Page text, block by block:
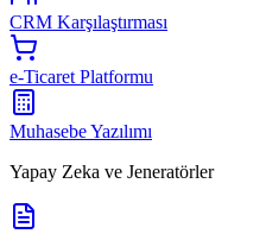
CRM Karşılaştırması
e-Ticaret Platformu
Muhasebe Yazılımı
Yapay Zeka ve Jeneratörler